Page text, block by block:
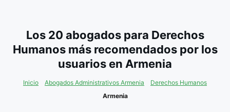
Los 20 abogados para Derechos
Humanos más recomendados por los
usuarios en Armenia
Inicio Abogados Administrativos Armenia
Derechos Humanos
Armenia